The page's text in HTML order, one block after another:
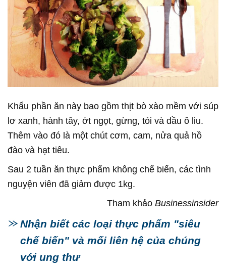
Khẩu phần ăn này bao gồm thịt bò xào mềm với súp
lơ xanh, hành tây, ớt ngọt, gừng, tỏi và dầu ô liu.
Thêm vào đó là một chút cơm, cam, nửa quả hồ
đào và hạt tiêu.
Sau 2 tuần ăn thực phẩm không chế biến, các tình
nguyện viên đã giảm được 1kg.
Tham khảo Businessinsider
Nhận biết các loại thực phẩm "siêu
chế biến" và mối liên hệ của chúng
với ung thư